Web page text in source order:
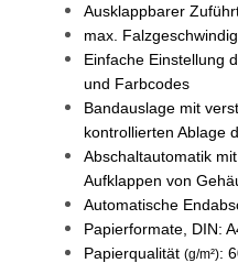
Ausklappbarer
max.
Einfache Einstellung
und Farbcodes
Bandauslage mit
kontrollierten Ablage
Abschaltautomatik
Aufklappen von
Automatische
Papierformate, DIN:
Papierqualität (g/m²):